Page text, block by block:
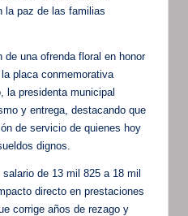
la paz de las familias
una ofrenda floral en honor
placa conmemorativa
la presidenta municipal
y entrega, destacando que
de servicio de quienes hoy
dignos.
de 13 mil 825 a 18 mil
directo en prestaciones
corrige años de rezago y